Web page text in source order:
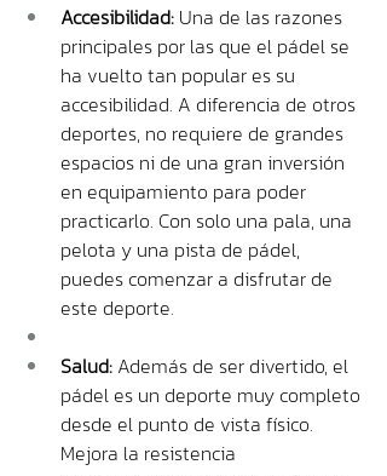
Accesibilidad: Una de las razones
principales por las que el pádel se
ha vuelto tan popular es su
accesibilidad. A diferencia de otros
deportes, no requiere de grandes
espacios ni de una gran inversión
en equipamiento para poder
practicarlo. Con solo una pala, una
pelota y una pista de pádel,
puedes comenzar a disfrutar de
este deporte.
Salud: Además de ser divertido, el
pádel es un deporte muy completo
desde el punto de vista físico.
Mejora la resistencia